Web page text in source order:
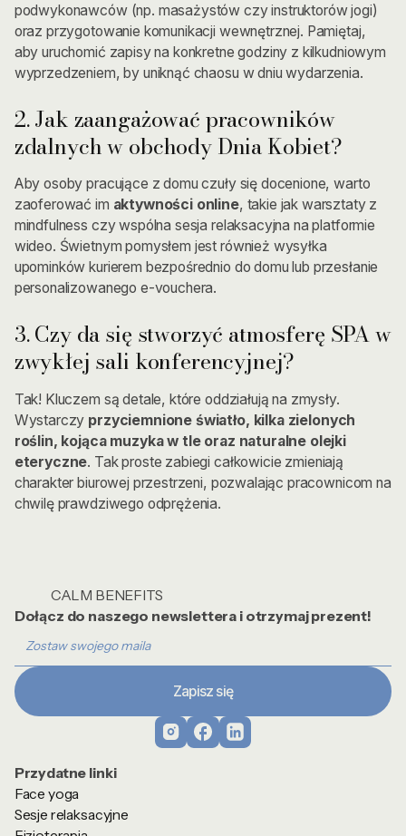
podwykonawców (np. masażystów czy instruktorów jogi)
oraz przygotowanie komunikacji wewnętrznej. Pamiętaj,
aby uruchomić zapisy na konkretne godziny z kilkudniowym
wyprzedzeniem, by uniknąć chaosu w dniu wydarzenia.
2. Jak zaangażować pracowników
zdalnych w obchody Dnia Kobiet?
Aby osoby pracujące z domu czuły się docenione, warto
zaoferować im aktywności online, takie jak warsztaty z
mindfulness czy wspólna sesja relaksacyjna na platformie
wideo. Świetnym pomysłem jest również wysyłka
upominków kurierem bezpośrednio do domu lub przesłanie
personalizowanego e-vouchera.
3. Czy da się stworzyć atmosferę SPA w
zwykłej sali konferencyjnej?
Tak! Kluczem są detale, które oddziałują na zmysły.
Wystarczy przyciemnione światło, kilka zielonych
roślin, kojąca muzyka w tle oraz naturalne olejki
eteryczne. Tak proste zabiegi całkowicie zmieniają
charakter biurowej przestrzeni, pozwalając pracownicom na
chwilę prawdziwego odprężenia.
CALM BENEFITS
Dołącz do naszego newslettera i otrzymaj prezent!
Przydatne linki
Face yoga
Sesje relaksacyjne